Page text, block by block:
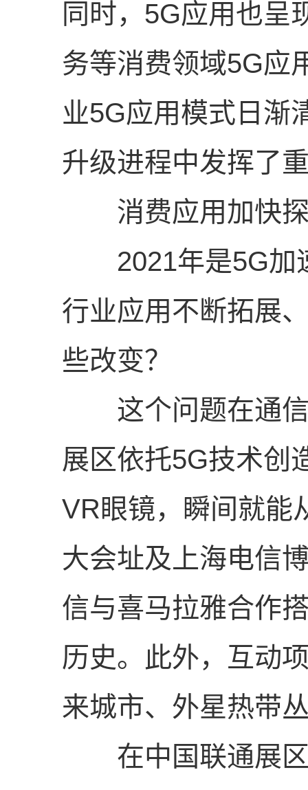
同时，5G应用也呈
务等消费领域5G应
业5G应用模式日渐
升级进程中发挥了
消费应用加快
2021年是5G加速
行业应用不断拓展
些改变？
这个问题在通信
展区依托5G技术创
VR眼镜，瞬间就能
大会址及上海电信
信与喜马拉雅合作
历史。此外，互动
来城市、外星热带
在中国联通展区